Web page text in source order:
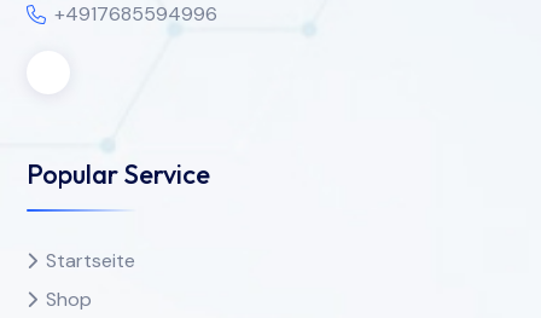
+4917685594996
Popular Service
Startseite
Shop